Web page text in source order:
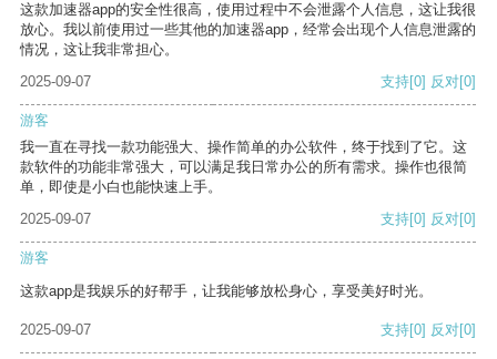
这款加速器app的安全性很高，使用过程中不会泄露个人信息，这让我很
放心。我以前使用过一些其他的加速器app，经常会出现个人信息泄露的
情况，这让我非常担心。
2025-09-07
支持[0] 反对[0]
游客
我一直在寻找一款功能强大、操作简单的办公软件，终于找到了它。这
款软件的功能非常强大，可以满足我日常办公的所有需求。操作也很简
单，即使是小白也能快速上手。
2025-09-07
支持[0] 反对[0]
游客
这款app是我娱乐的好帮手，让我能够放松身心，享受美好时光。
2025-09-07 支持[0] 反对[0]